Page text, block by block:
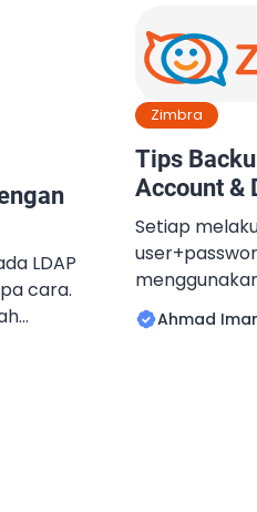
Active
tersebut
(SSO). Ketika
LDAP
cara.
user
Zimbra
Tips
Account &
Setiap
Masim
berikut :
Ahmad